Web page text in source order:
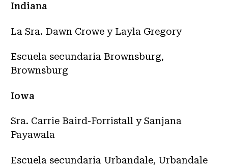
Indiana
La Sra. Dawn Crowe y Layla Gregory
Escuela secundaria Brownsburg,
Brownsburg
Iowa
Sra. Carrie Baird-Forristall y Sanjana
Payawala
Escuela secundaria Urbandale, Urbandale